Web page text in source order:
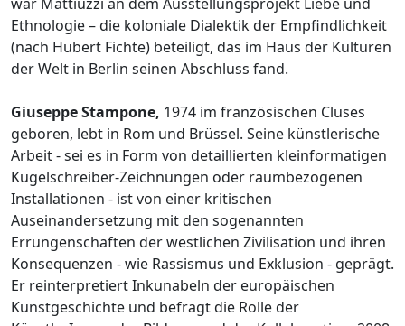
Ethnologie – die koloniale Dialektik der Empfindlichkeit
(nach Hubert Fichte) beteiligt, das im Haus der Kulturen
der Welt in Berlin seinen Abschluss fand.
Giuseppe Stampone, 1974 im französischen Cluses
geboren, lebt in Rom und Brüssel. Seine künstlerische
Arbeit - sei es in Form von detaillierten kleinformatigen
Kugelschreiber-Zeichnungen oder raumbezogenen
Installationen - ist von einer kritischen
Auseinandersetzung mit den sogenannten
Errungenschaften der westlichen Zivilisation und ihren
Konsequenzen - wie Rassismus und Exklusion - geprägt.
Er reinterpretiert Inkunabeln der europäischen
Kunstgeschichte und befragt die Rolle der